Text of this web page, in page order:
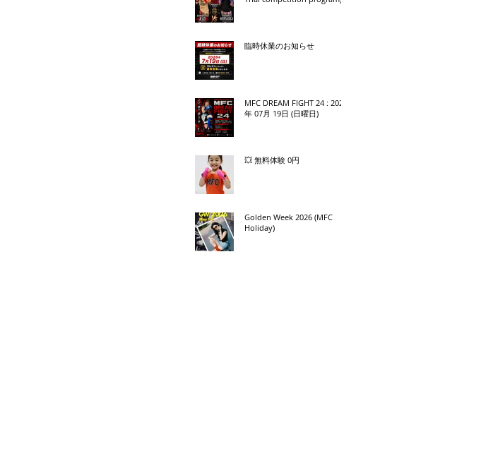
臨時休業のお知らせ
MFC DREAM FIGHT 24 : 2026
年 07月 19日 (日曜日)
💥 無料体験 0円
Golden Week 2026 (MFC
Holiday)